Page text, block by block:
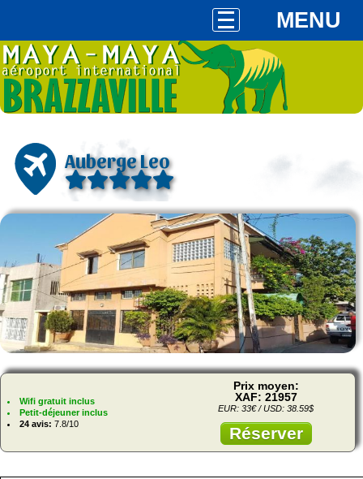
MENU
Auberge Leo
Wifi gratuit inclus
Petit-déjeuner inclus
24 avis: 7.8/10
Prix moyen:
XAF: 21957
EUR: 33€ / USD: 38.59$
Réserver